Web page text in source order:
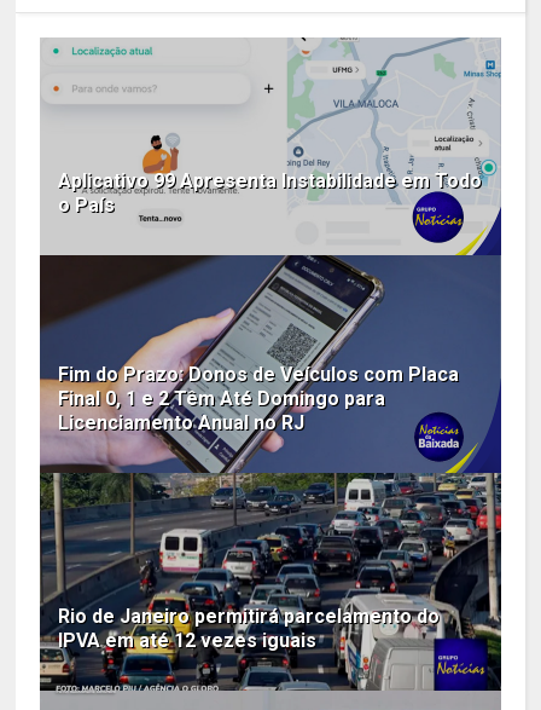
Aplicativo 99 Apresenta Instabilidade em Todo
o País
Fim do Prazo: Donos de Veículos com Placa
Final 0, 1 e 2 Têm Até Domingo para
Licenciamento Anual no RJ
Rio de Janeiro permitirá parcelamento do
IPVA em até 12 vezes iguais